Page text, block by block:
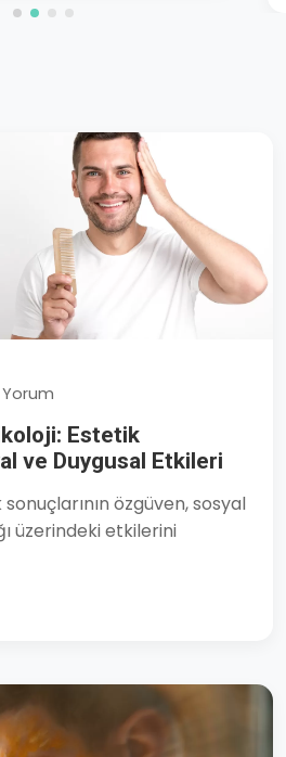
Estetik
ve Duygusal Etkileri
özgüven, sosyal
üzerindeki etkilerini